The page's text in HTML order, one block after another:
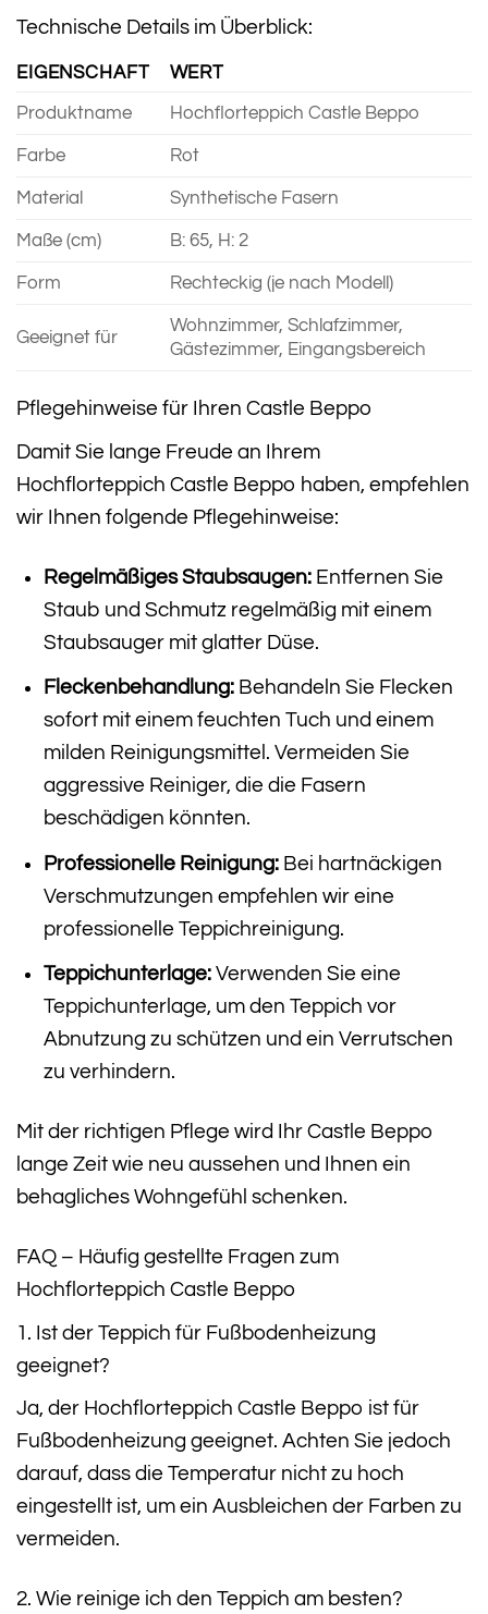
Technische Details im Überblick:
EIGENSCHAFT WERT
Produktname Hochflorteppich Castle Beppo
Farbe Rot
Material Synthetische Fasern
Maße (cm) B: 65, H: 2
Form Rechteckig (je nach Modell)
Geeignet für
Wohnzimmer, Schlafzimmer,
Gästezimmer, Eingangsbereich
Pflegehinweise für Ihren Castle Beppo
Damit Sie lange Freude an Ihrem
Hochflorteppich Castle Beppo haben, empfehlen
wir Ihnen folgende Pflegehinweise:
Regelmäßiges Staubsaugen:Entfernen Sie
Staub und Schmutz regelmäßig mit einem
Staubsauger mit glatter Düse.
Fleckenbehandlung:Behandeln Sie Flecken
sofort mit einem feuchten Tuch und einem
milden Reinigungsmittel. Vermeiden Sie
aggressive Reiniger, die die Fasern
beschädigen könnten.
Professionelle Reinigung:Bei hartnäckigen
Verschmutzungen empfehlen wir eine
professionelle Teppichreinigung.
Teppichunterlage:Verwenden Sie eine
Teppichunterlage, um den Teppich vor
Abnutzung zu schützen und ein Verrutschen
zu verhindern.
Mit der richtigen Pflege wird Ihr Castle Beppo
lange Zeit wie neu aussehen und Ihnen ein
behagliches Wohngefühl schenken.
FAQ – Häufig gestellte Fragen zum
Hochflorteppich Castle Beppo
1. Ist der Teppich für Fußbodenheizung
geeignet?
Ja, der Hochflorteppich Castle Beppo ist für
Fußbodenheizung geeignet. Achten Sie jedoch
darauf, dass die Temperatur nicht zu hoch
eingestellt ist, um ein Ausbleichen der Farben zu
vermeiden.
2. Wie reinige ich den Teppich am besten?